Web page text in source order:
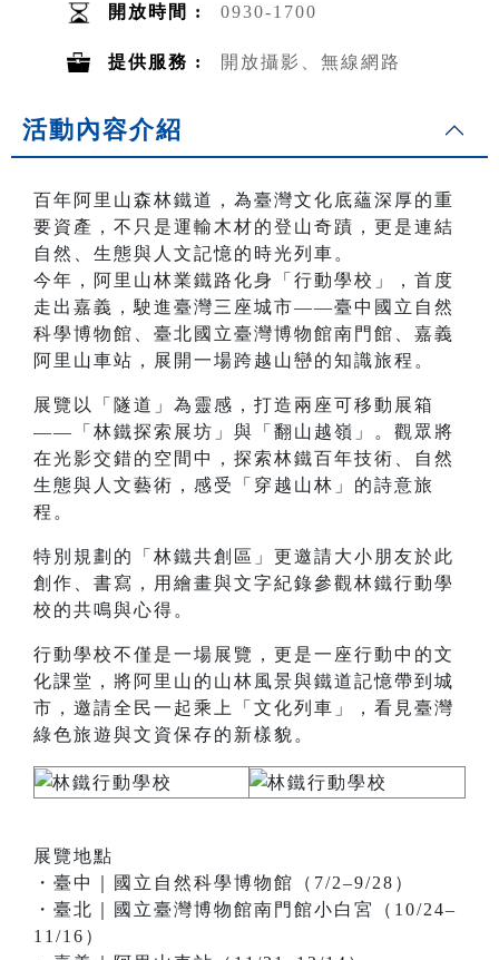
開放時間 : 0930-1700
提供服務 : 開放攝影、無線網路
活動內容介紹
百年阿里山森林鐵道，為臺灣文化底蘊深厚的重
要資產，不只是運輸木材的登山奇蹟，更是連結
自然、生態與人文記憶的時光列車。
今年，阿里山林業鐵路化身「行動學校」，首度
走出嘉義，駛進臺灣三座城市——臺中國立自然
科學博物館、臺北國立臺灣博物館南門館、嘉義
阿里山車站，展開一場跨越山巒的知識旅程。
展覽以「隧道」為靈感，打造兩座可移動展箱
——「林鐵探索展坊」與「翻山越嶺」。觀眾將
在光影交錯的空間中，探索林鐵百年技術、自然
生態與人文藝術，感受「穿越山林」的詩意旅
程。
特別規劃的「林鐵共創區」更邀請大小朋友於此
創作、書寫，用繪畫與文字紀錄參觀林鐵行動學
校的共鳴與心得。
行動學校不僅是一場展覽，更是一座行動中的文
化課堂，將阿里山的山林風景與鐵道記憶帶到城
市，邀請全民一起乘上「文化列車」，看見臺灣
綠色旅遊與文資保存的新樣貌。
展覽地點
・臺中｜國立自然科學博物館（7/2–9/28）
・臺北｜國立臺灣博物館南門館小白宮（10/24–
11/16）